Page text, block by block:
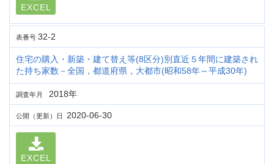
EXCEL
表番号 32-2
住宅の購入・新築・建て替え等(8区分)別直近５年間に建築され
た持ち家数－全国，都道府県，大都市(昭和58年～平成30年)
調査年月 2018年
公開（更新）日 2020-06-30
EXCEL